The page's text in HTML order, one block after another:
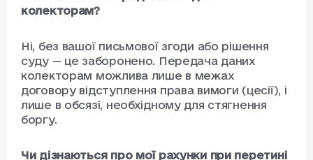
колекторам?
Ні, без вашої письмової згоди або рішення
суду — це заборонено. Передача даних
колекторам можлива лише в межах
договору відступлення права вимоги (цесії), і
лише в обсязі, необхідному для стягнення
боргу.
Чи дізнаються про мої рахунки при перетині